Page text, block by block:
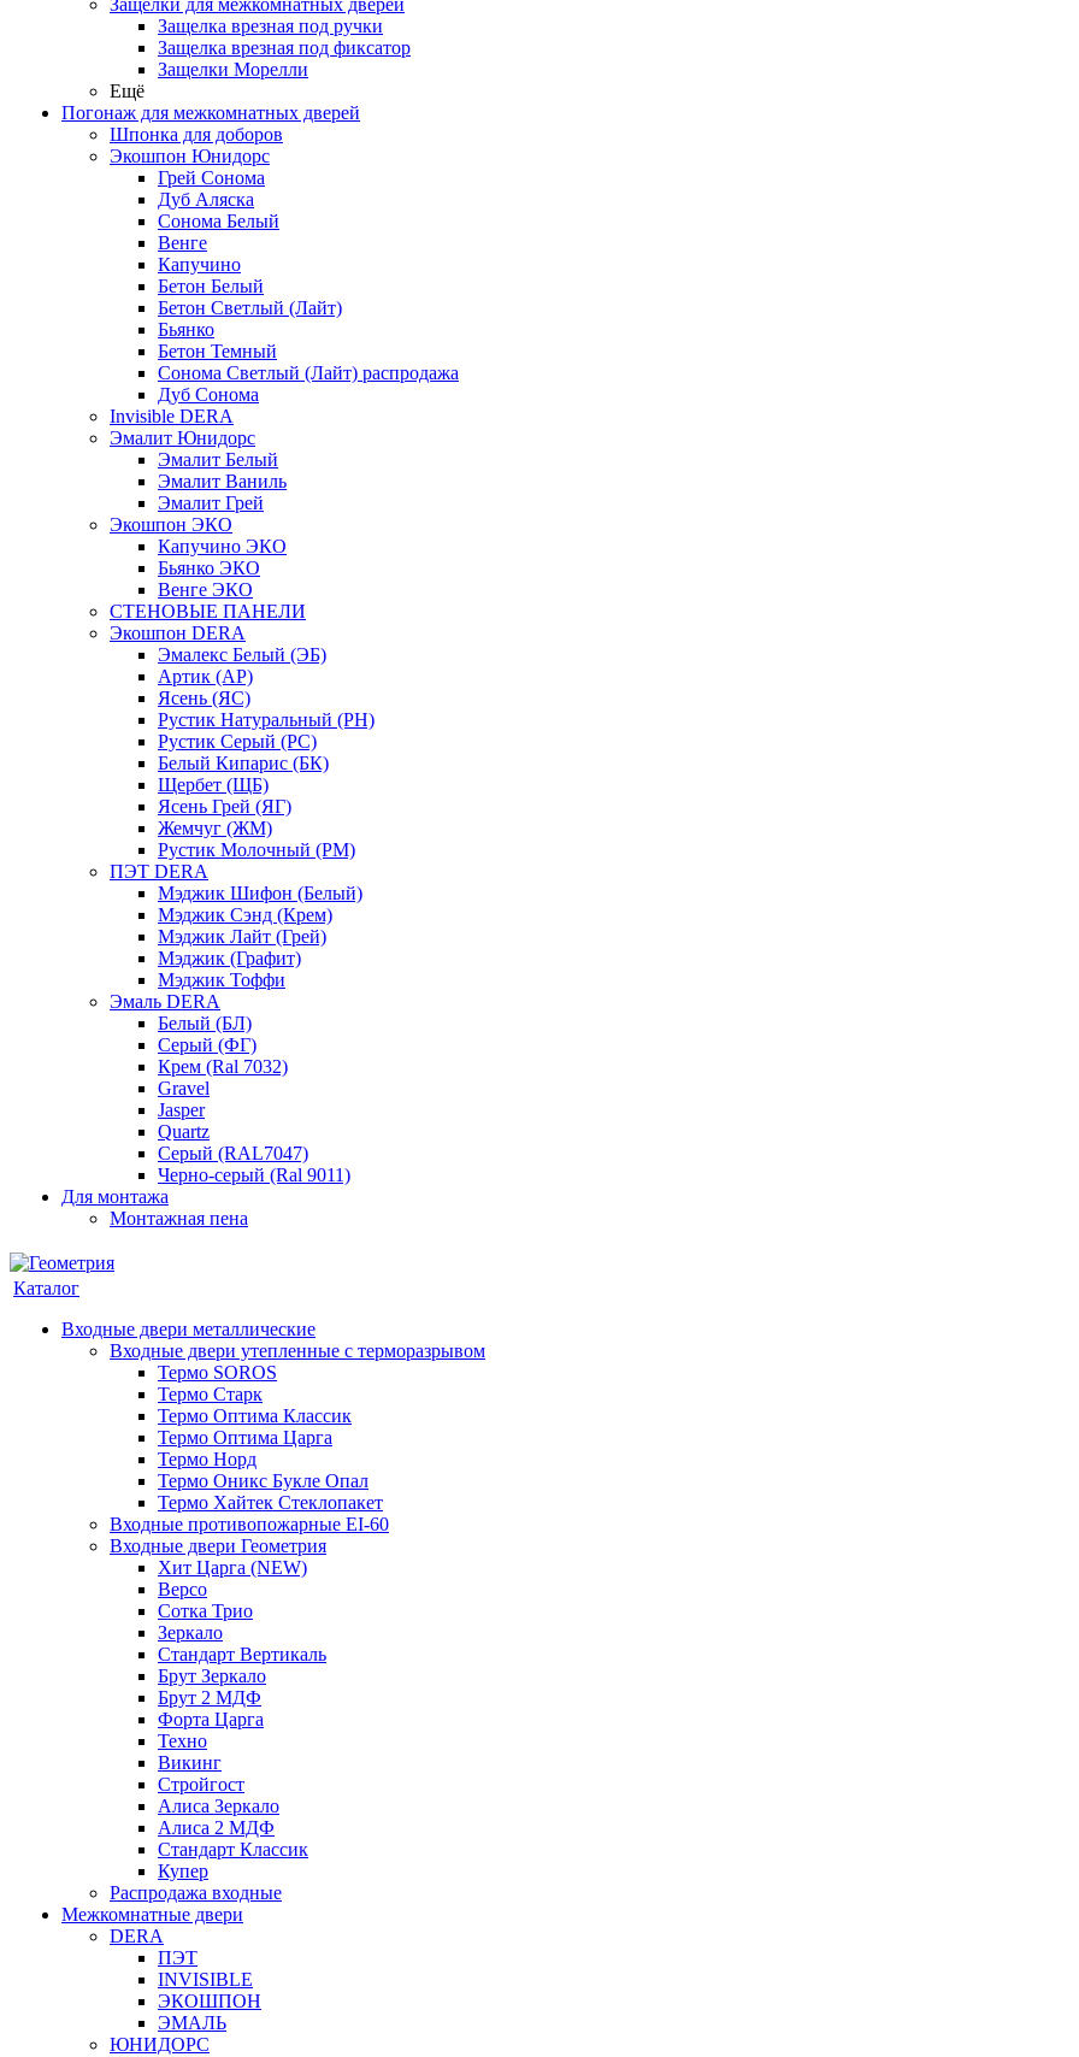
Защелки для межкомнатных дверей
Защелка врезная под ручки
Защелка врезная под фиксатор
Защелки Морелли
Ещё
Погонаж для межкомнатных дверей
Шпонка для доборов
Экошпон Юнидорс
Грей Сонома
Дуб Аляска
Сонома Белый
Венге
Капучино
Бетон Белый
Бетон Светлый (Лайт)
Бьянко
Бетон Темный
Сонома Светлый (Лайт) распродажа
Дуб Сонома
Invisible DERA
Эмалит Юнидорс
Эмалит Белый
Эмалит Ваниль
Эмалит Грей
Экошпон ЭКО
Капучино ЭКО
Бьянко ЭКО
Венге ЭКО
СТЕНОВЫЕ ПАНЕЛИ
Экошпон DERA
Эмалекс Белый (ЭБ)
Артик (АР)
Ясень (ЯС)
Рустик Натуральный (РН)
Рустик Серый (РС)
Белый Кипарис (БК)
Щербет (ЩБ)
Ясень Грей (ЯГ)
Жемчуг (ЖМ)
Рустик Молочный (РМ)
ПЭТ DERA
Мэджик Шифон (Белый)
Мэджик Сэнд (Крем)
Мэджик Лайт (Грей)
Мэджик (Графит)
Мэджик Тоффи
Эмаль DERA
Белый (БЛ)
Серый (ФГ)
Крем (Ral 7032)
Gravel
Jasper
Quartz
Серый (RAL7047)
Черно-серый (Ral 9011)
Для монтажа
Монтажная пена
Каталог
Входные двери металлические
Входные двери утепленные с терморазрывом
Термо SOROS
Термо Старк
Термо Оптима Классик
Термо Оптима Царга
Термо Норд
Термо Оникс Букле Опал
Термо Хайтек Стеклопакет
Входные противопожарные EI-60
Входные двери Геометрия
Хит Царга (NEW)
Версо
Сотка Трио
Зеркало
Стандарт Вертикаль
Брут Зеркало
Брут 2 МДФ
Форта Царга
Техно
Викинг
Стройгост
Алиса Зеркало
Алиса 2 МДФ
Стандарт Классик
Купер
Распродажа входные
Межкомнатные двери
DERA
ПЭТ
INVISIBLE
ЭКОШПОН
ЭМАЛЬ
ЮНИДОРС